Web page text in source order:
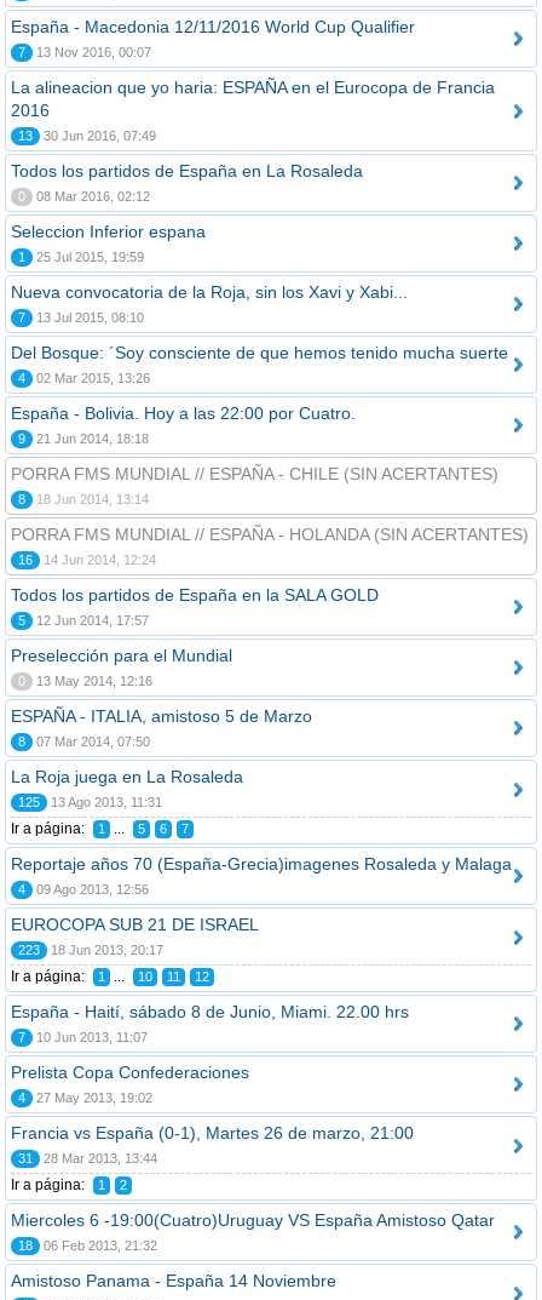
España - Macedonia 12/11/2016 World Cup Qualifier
7 13 Nov 2016, 00:07
La alineacion que yo haria: ESPAÑA en el Eurocopa de Francia
2016
13 30 Jun 2016, 07:49
Todos los partidos de España en La Rosaleda
0 08 Mar 2016, 02:12
Seleccion Inferior espana
1 25 Jul 2015, 19:59
Nueva convocatoria de la Roja, sin los Xavi y Xabi...
7 13 Jul 2015, 08:10
Del Bosque: ´Soy consciente de que hemos tenido mucha suerte
4 02 Mar 2015, 13:26
España - Bolivia. Hoy a las 22:00 por Cuatro.
9 21 Jun 2014, 18:18
PORRA FMS MUNDIAL // ESPAÑA - CHILE (SIN ACERTANTES)
8 18 Jun 2014, 13:14
PORRA FMS MUNDIAL // ESPAÑA - HOLANDA (SIN ACERTANTES)
16 14 Jun 2014, 12:24
Todos los partidos de España en la SALA GOLD
5 12 Jun 2014, 17:57
Preselección para el Mundial
0 13 May 2014, 12:16
ESPAÑA - ITALIA, amistoso 5 de Marzo
8 07 Mar 2014, 07:50
La Roja juega en La Rosaleda
125 13 Ago 2013, 11:31
Ir a página: 1 ... 5 6 7
Reportaje años 70 (España-Grecia)imagenes Rosaleda y Malaga
4 09 Ago 2013, 12:56
EUROCOPA SUB 21 DE ISRAEL
223 18 Jun 2013, 20:17
Ir a página: 1 ... 10 11 12
España - Haití, sábado 8 de Junio, Miami. 22.00 hrs
7 10 Jun 2013, 11:07
Prelista Copa Confederaciones
4 27 May 2013, 19:02
Francia vs España (0-1), Martes 26 de marzo, 21:00
31 28 Mar 2013, 13:44
Ir a página: 1 2
Miercoles 6 -19:00(Cuatro)Uruguay VS España Amistoso Qatar
18 06 Feb 2013, 21:32
Amistoso Panama - España 14 Noviembre